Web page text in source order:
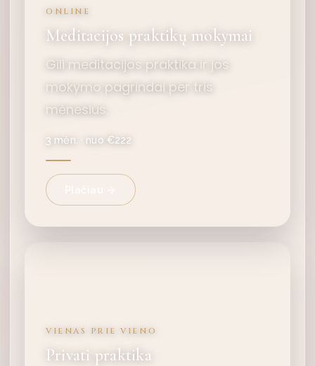
ONLINE
Meditacijos praktikų mokymai
Gili meditacijos praktika ir jos
mokymo pagrindai per tris
mėnesius.
3 mėn. · nuo €222
VIENAS PRIE VIENO
Privati praktika